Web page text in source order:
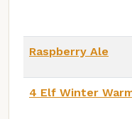
Raspberry Ale
4 Elf Winter